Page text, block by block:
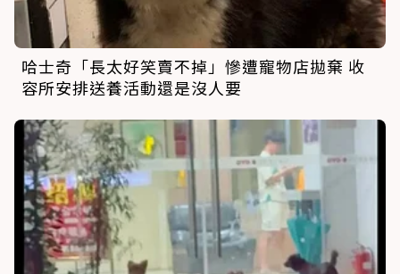
哈士奇「長太好笑賣不掉」慘遭寵物店拋棄 收
容所安排送養活動還是沒人要